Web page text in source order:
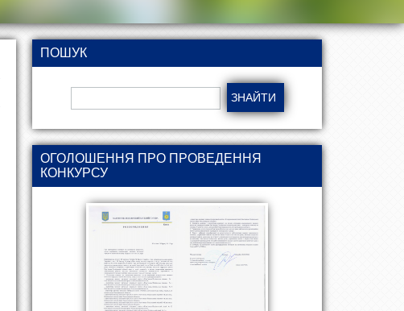
ПОШУК
ОГОЛОШЕННЯ ПРО ПРОВЕДЕННЯ
КОНКУРСУ